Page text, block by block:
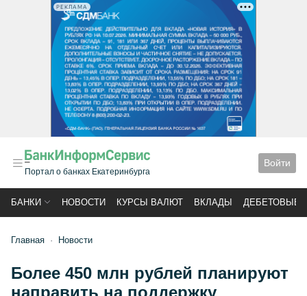
РЕКЛАМА
Портал о банках Екатеринбурга
Войти
БАНКИ НОВОСТИ КУРСЫ ВАЛЮТ ВКЛАДЫ ДЕБЕТОВЫЕ
Главная Новости
Более 450 млн рублей планируют
направить на поддержку